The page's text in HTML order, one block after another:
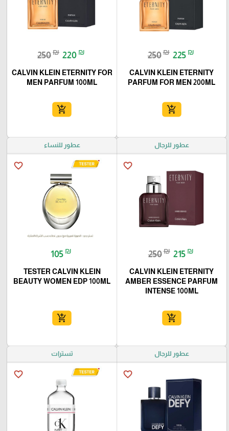
250₪ 225 ₪
CALVIN KLEIN ETERNITY
PARFUM FOR MEN 200ML
add_shopping_cart
250₪ 220 ₪
CALVIN KLEIN ETERNITY FOR
MEN PARFUM 100ML
add_shopping_cart
عطور للرجال
favorite_border
250₪ 215 ₪
CALVIN KLEIN ETERNITY
AMBER ESSENCE PARFUM
INTENSE 100ML
add_shopping_cart
عطور للنساء
favorite_border
105 ₪
TESTER CALVIN KLEIN
BEAUTY WOMEN EDP 100ML
add_shopping_cart
عطور للرجال
favorite_border
تسترات
favorite_border